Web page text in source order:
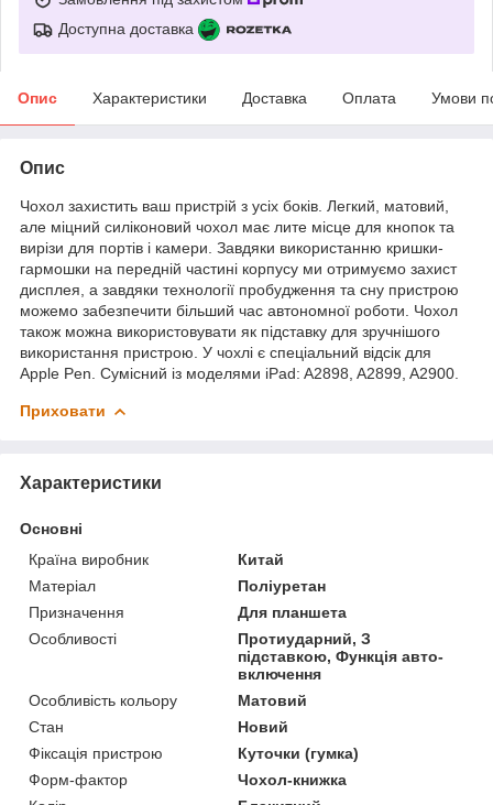
Доступна доставка
Опис Характеристики Доставка Оплата Умови
Опис
Чохол захистить ваш пристрій з усіх боків. Легкий, матовий,
але міцний силіконовий чохол має лите місце для кнопок та
вирізи для портів і камери. Завдяки використанню кришки-
гармошки на передній частині корпусу ми отримуємо захист
дисплея, а завдяки технології пробудження та сну пристрою
можемо забезпечити більший час автономної роботи. Чохол
також можна використовувати як підставку для зручнішого
використання пристрою. У чохлі є спеціальний відсік для
Apple Pen. Сумісний із моделями iPad: A2898, A2899, A2900.
Приховати
Характеристики
Основні
Країна виробник
Китай
Матеріал
Поліуретан
Призначення
Для планшета
Особливості
Протиударний, З
підставкою, Функція авто-
включення
Особливість кольору
Матовий
Стан
Новий
Фіксація пристрою
Куточки (гумка)
Форм-фактор
Чохол-книжка